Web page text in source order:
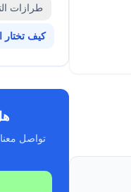
طرازات
كيف تختار
تواصل